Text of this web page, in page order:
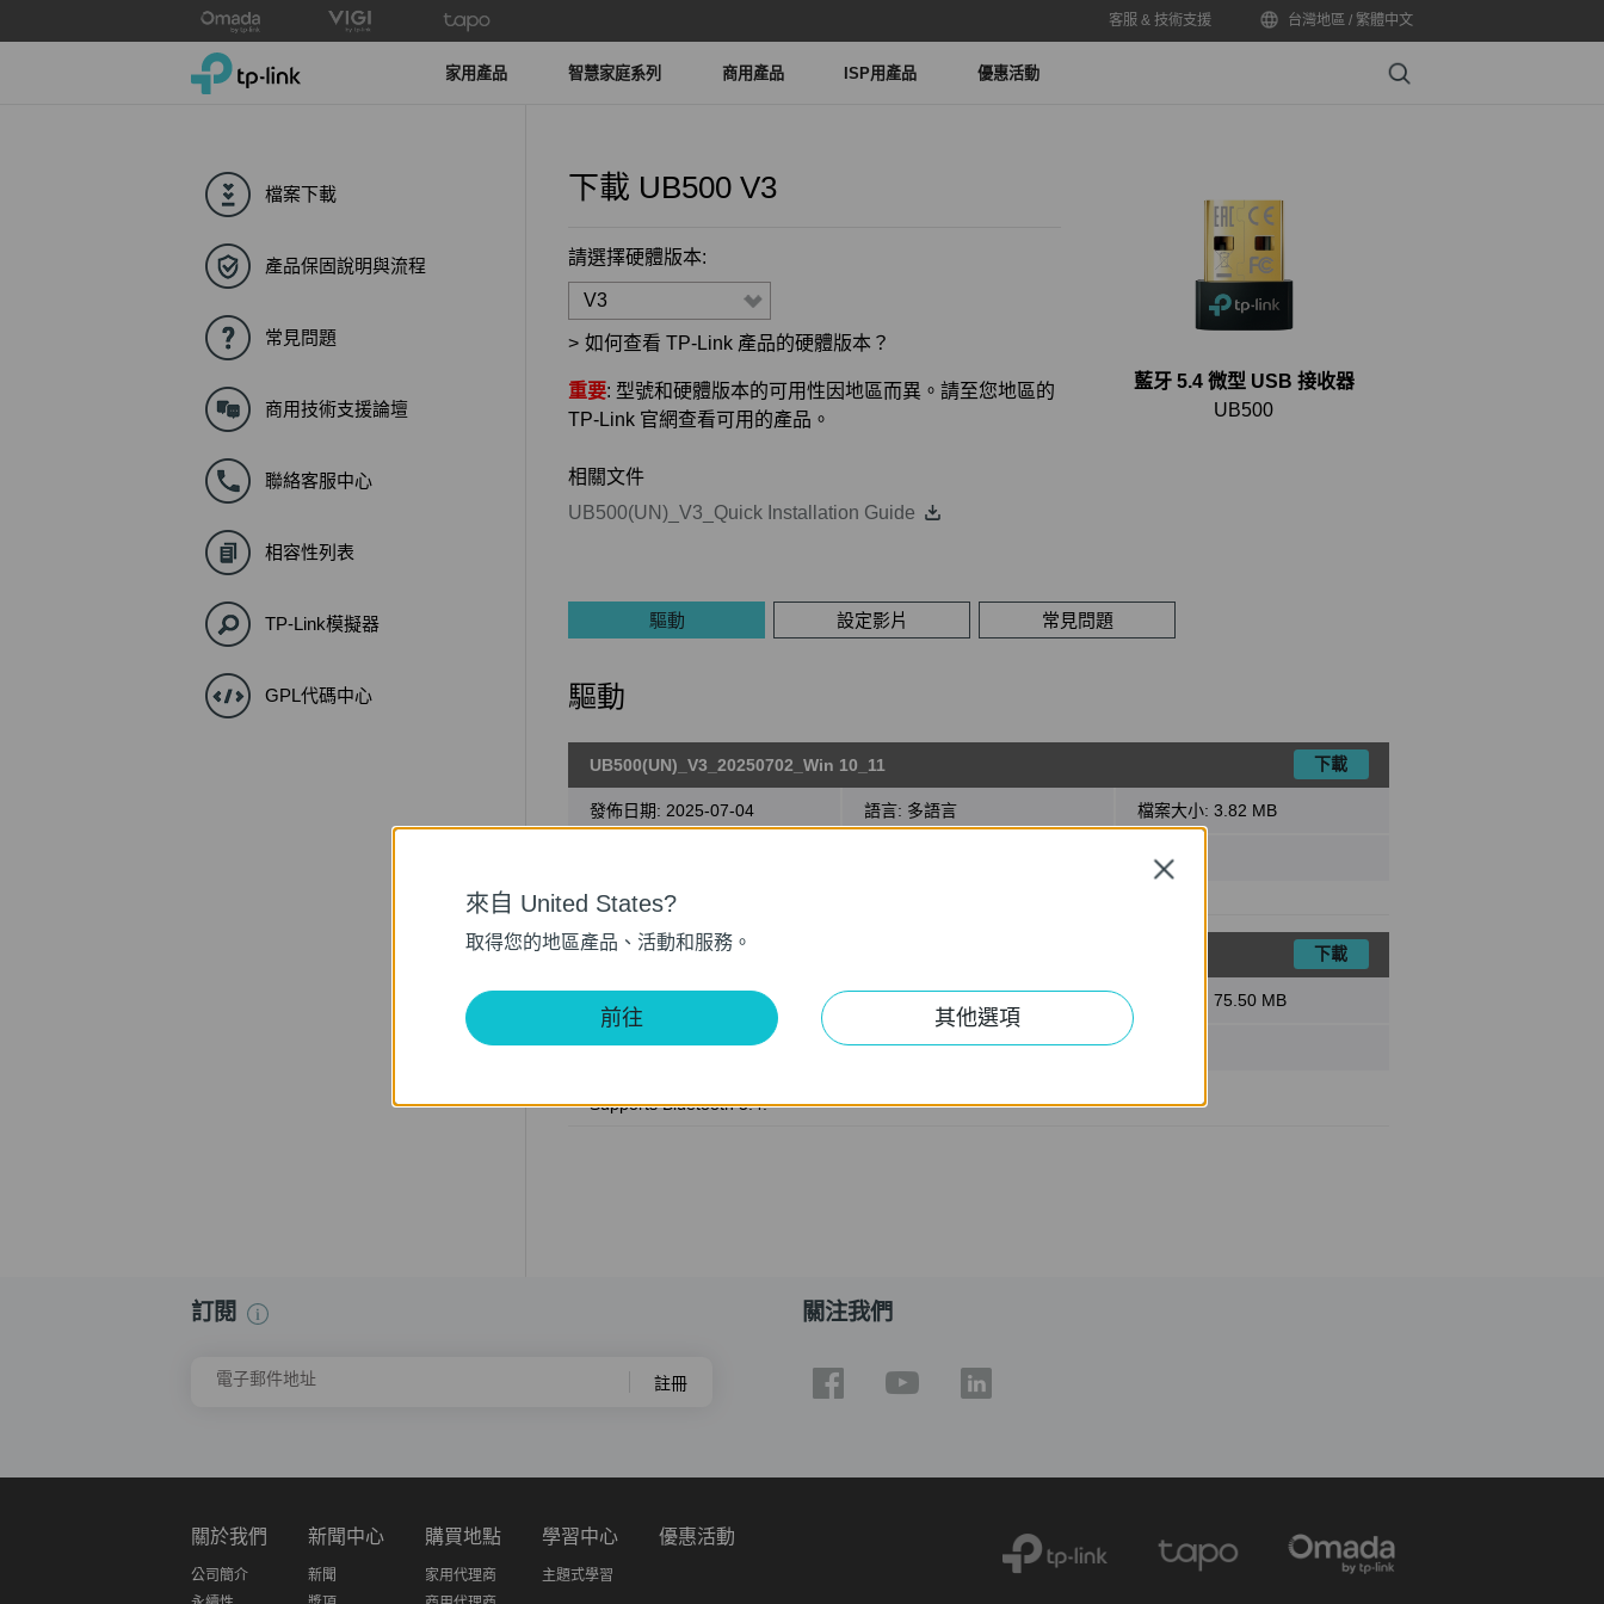
to
客服 & 技術支援 台灣地區 / 繁體中文
TP-Link, Reliably Smart 家用產品 智慧家庭系列 商用產品 ISP用產品 優惠活動 Search
檔案下載
產品保固說明與流程
常見問題
商用技術支援論壇
聯絡客服中心
相容性列表
TP-Link模擬器
GPL代碼中心
下載 UB500 V3
請選擇硬體版本:
V3
> 如何查看 TP-Link 產品的硬體版本？
重要: 型號和硬體版本的可用性因地區而異。請至您地區的
TP-Link 官網查看可用的產品。
相關文件
UB500(UN)_V3_Quick Installation Guide
藍牙 5.4 微型 USB 接收器
UB500
驅動 設定影片 常見問題
驅動
UB500(UN)_V3_20250702_Win 10_11 下載
發佈日期: 2025-07-04 語言: 多語言 檔案大小: 3.82 MB
UB500(UN)_V3_Win7_Win8.1 下載
75.50 MB
作業系統: win7x64x86,win8.1x64x86
Supports Bluetooth 5.4.
訂閱
電子郵件地址 註冊
關注我們
關於我們
公司簡介
新聞中心
新聞
購買地點
家用代理商
學習中心
主題式學習
優惠活動
來自 United States?
取得您的地區產品、活動和服務。
前往 其他選項
Close